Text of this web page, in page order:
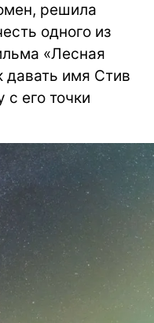
решила
одного из
«Лесная
давать имя Стив
его точки